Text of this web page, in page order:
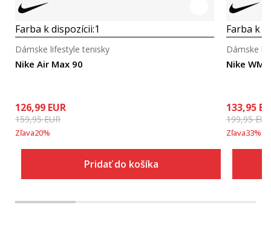
Farba k dispozícii:1
Nike Air Max 90
Dámske lifestyle tenisky
126,99 EUR
159,95EUR
Zľava20%
Pridať do košíka
Farba k
Nike
Dámske
133,95
199,95EUR
Zľava33%